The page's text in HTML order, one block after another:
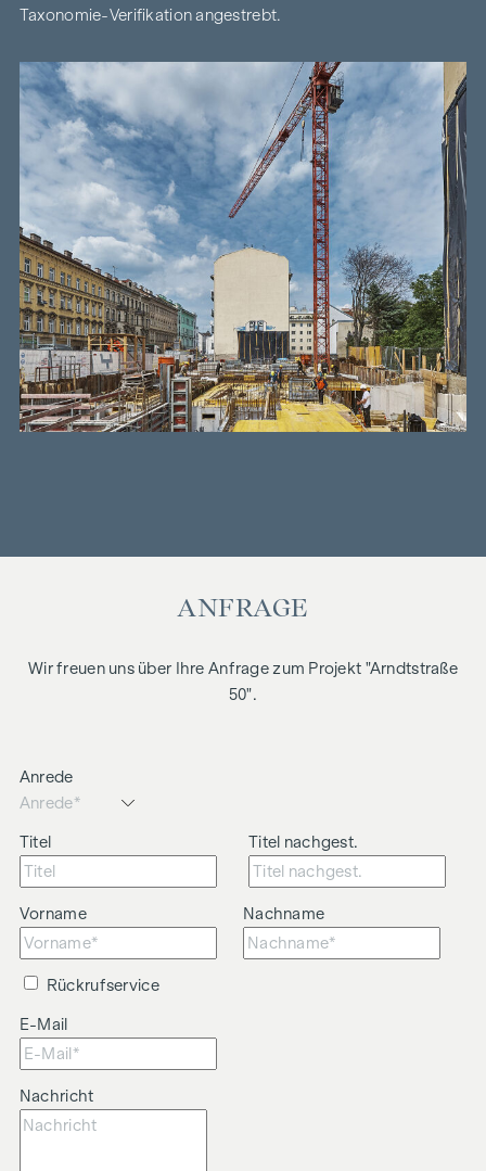
Taxonomie-Verifikation angestrebt.
ANFRAGE
Wir freuen uns über Ihre Anfrage zum Projekt "Arndtstraße
50".
Anrede
Titel Titel nachgest.
Vorname Nachname
Rückrufservice
E-Mail
Nachricht